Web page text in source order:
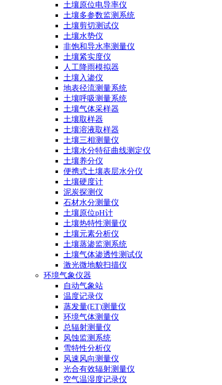
土壤原位电导率仪
土壤多参数监测系统
土壤剪切测试仪
土壤水势仪
非饱和导水率测量仪
土壤紧实度仪
人工降雨模拟器
土壤入渗仪
地表径流测量系统
土壤呼吸测量系统
土壤气体采样器
土壤取样器
土壤溶液取样器
土壤三相测量仪
土壤水分特征曲线测定仪
土壤养分仪
便携式土壤表层水分仪
土壤硬度计
泥炭探测仪
石材水分测量仪
土壤原位pH计
土壤热特性测量仪
土壤元素分析仪
土壤蒸渗监测系统
土壤气体渗透性测试仪
激光微地貌扫描仪
环境气象仪器
自动气象站
温度记录仪
蒸发量(ET)测量仪
环境气体测量仪
总辐射测量仪
风蚀监测系统
雪特性分析仪
风速风向测量仪
光合有效辐射测量仪
空气温湿度记录仪